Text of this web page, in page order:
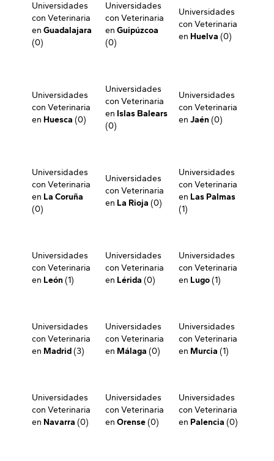
Universidades
con Veterinaria
en Guadalajara
(0)
Universidades
con Veterinaria
en Guipúzcoa
(0)
Universidades
con Veterinaria
en Huelva (0)
Universidades
con Veterinaria
en Huesca (0)
Universidades
con Veterinaria
en Islas Balears
(0)
Universidades
con Veterinaria
en Jaén(0)
Universidades
con Veterinaria
en La Coruña
(0)
Universidades
con Veterinaria
en La Rioja (0)
Universidades
con Veterinaria
en Las Palmas
(1)
Universidades
con Veterinaria
en León(1)
Universidades
con Veterinaria
en Lérida (0)
Universidades
con Veterinaria
en Lugo(1)
Universidades
con Veterinaria
en Madrid(3)
Universidades
con Veterinaria
en Málaga (0)
Universidades
con Veterinaria
en Murcia (1)
Universidades
con Veterinaria
en Navarra (0)
Universidades
con Veterinaria
en Orense(0)
Universidades
con Veterinaria
en Palencia (0)